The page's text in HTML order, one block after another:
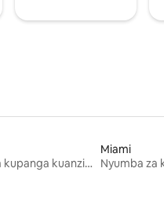
Nyumba za kupanga kuanzia mwezi mmoja
Miami